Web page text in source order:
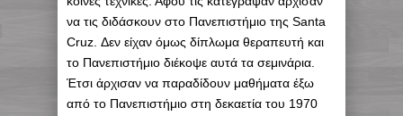
να τις διδάσκουν στο Πανεπιστήμιο της Santa
Cruz. Δεν είχαν όμως δίπλωμα θεραπευτή και
το Πανεπιστήμιο διέκοψε αυτά τα σεμινάρια.
Έτσι άρχισαν να παραδίδουν μαθήματα έξω
από το Πανεπιστήμιο στη δεκαετία του 1970